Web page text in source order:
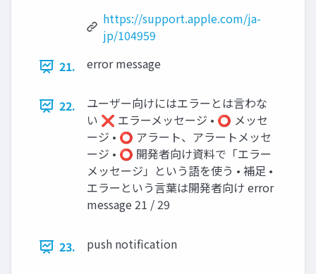
https://support.apple.com/ja-
jp/104959
21.
error message
22.
ユーザー向けにはエラーとは言わな
い ❌ エラーメッセージ • ⭕ メッセ
ージ • ⭕ アラート、アラートメッセ
ージ • ⭕ 開発者向け資料で「エラー
メッセージ」という語を使う • 補足 •
エラーという言葉は開発者向け error
message 21 / 29
23. push notification